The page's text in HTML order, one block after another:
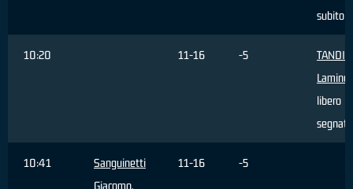
subito
10:20 11-16 -5
TANDIA
Lamine
libero
segnato
10:41
Sanguinetti
Giacomo,
11-16 -5